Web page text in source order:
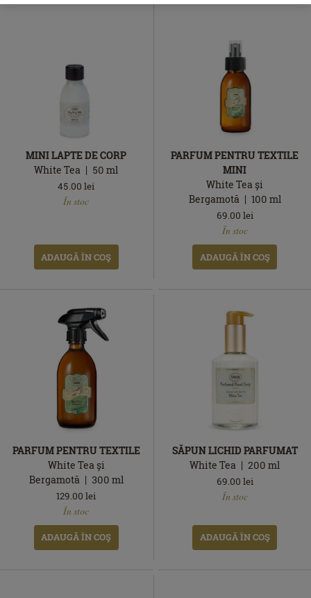
MINI LAPTE DE CORP
White Tea
50ml
45.00 lei
În stoc
ADAUGĂ ÎN COŞ
PARFUM PENTRU TEXTILE
MINI
White Tea și
Bergamotă
100 ml
69.00 lei
În stoc
ADAUGĂ ÎN COŞ
PARFUM PENTRU TEXTILE
White Tea și
Bergamotă
300 ml
129.00 lei
În stoc
ADAUGĂ ÎN COŞ
SĂPUN LICHID PARFUMAT
White Tea
200ml
69.00 lei
În stoc
ADAUGĂ ÎN COŞ